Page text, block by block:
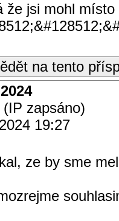
že jsi mohl
na tento
(IP zapsáno)
19:27
ze by sme